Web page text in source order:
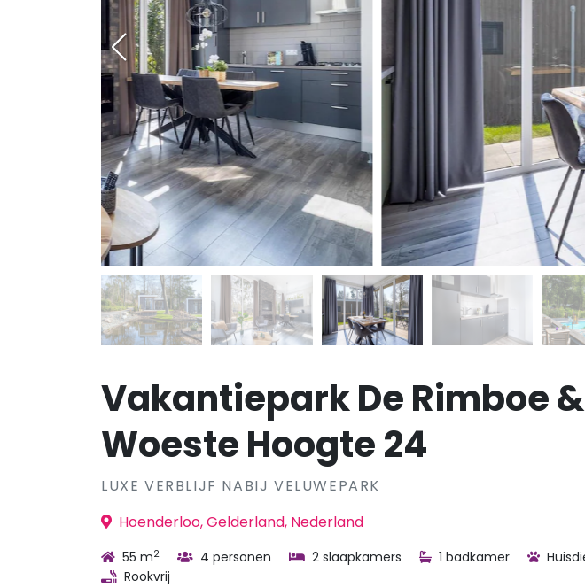
Vakantiepark De Rimboe
Woeste Hoogte 24
LUXE VERBLIJF NABIJ VELUWEPARK
Hoenderloo, Gelderland, Nederland
55 m2 4 personen 2 slaapkamers 1 badkamer
Rookvrij